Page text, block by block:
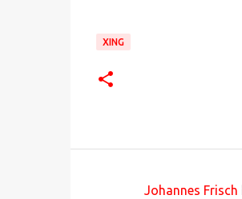
XING
Johannes Frisch